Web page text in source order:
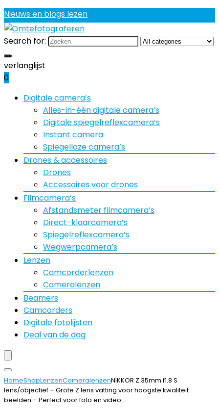
Nieuws en blogs lezen
Search for:
verlanglijst
0
Digitale camera’s
Alles-in-één digitale camera’s
Digitale spiegelreflexcamera’s
Instant camera
Spiegelloze camera’s
Drones & accessoires
Drones
Accessoires voor drones
Filmcamera’s
Afstandsmeter filmcamera’s
Direct-klaarcamera’s
Spiegelreflexcamera’s
Wegwerpcamera’s
Lenzen
Camcorderlenzen
Cameralenzen
Beamers
Camcorders
Digitale fotolijsten
Deal van de dag
HomeShopLenzenCameralenzenNIKKOR Z 35mm f1.8 S
lens/objectief – Grote Z lens vatting voor hoogste kwaliteit
beelden – Perfect voor foto en video…